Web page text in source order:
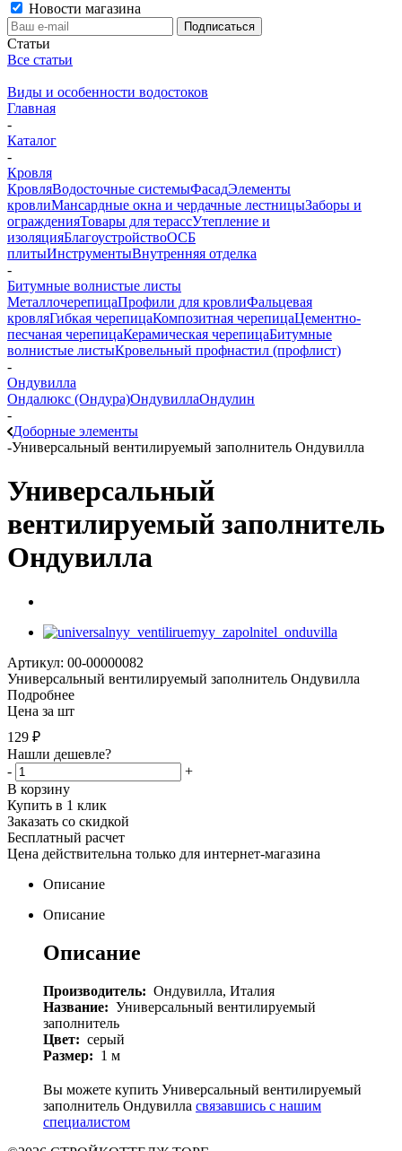
Новости магазина
Статьи
Все статьи
Виды и особенности водостоков
Главная
-
Каталог
-
Кровля
КровляВодосточные системыФасадЭлементы
кровлиМансардные окна и чердачные лестницыЗаборы и
огражденияТовары для терассУтепление и
изоляцияБлагоустройствоОСБ
плитыИнструментыВнутренняя отделка
-
Битумные волнистые листы
МеталлочерепицаПрофили для кровлиФальцевая
кровляГибкая черепицаКомпозитная черепицаЦементно-
песчаная черепицаКерамическая черепицаБитумные
волнистые листыКровельный профнастил (профлист)
-
Ондувилла
Ондалюкс (Ондура)ОндувиллаОндулин
-
Доборные элементы
-Универсальный вентилируемый заполнитель Ондувилла
Универсальный
вентилируемый заполнитель
Ондувилла
Артикул: 00-00000082
Универсальный вентилируемый заполнитель Ондувилла
Подробнее
Цена за шт
129 ₽
Нашли дешевле?
-
+
В корзину
Купить в 1 клик
Заказать со скидкой
Бесплатный расчет
Цена действительна только для интернет-магазина
Описание
Описание
Описание
Производитель: Ондувилла, Италия
Название: Универсальный вентилируемый
заполнитель
Цвет: серый
Размер: 1 м
Вы можете купить Универсальный вентилируемый
заполнитель Ондувилла связавшись с нашим
специалистом